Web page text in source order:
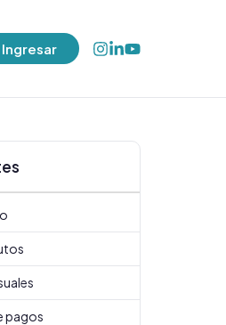
Ingresar
pagos